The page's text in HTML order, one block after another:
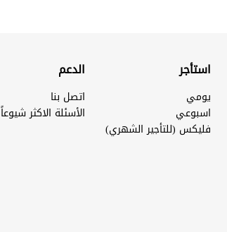
استأجر
يومي
اسبوعي
فليكس (للتأجير الشهري)
الدعم
اتصل بنا
الأسئلة الاكثر شيوعاً